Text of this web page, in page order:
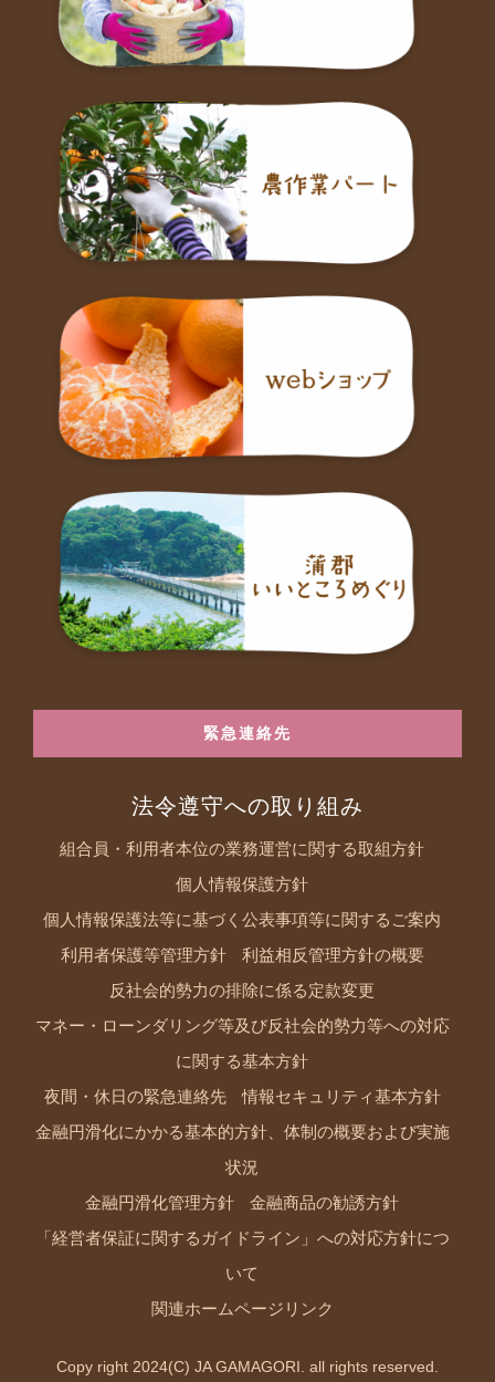
緊急連絡先
法令遵守への取り組み
組合員・利用者本位の業務運営に関する取組方針
個人情報保護方針
個人情報保護法等に基づく公表事項等に関するご案内
利用者保護等管理方針 利益相反管理方針の概要
反社会的勢力の排除に係る定款変更
マネー・ローンダリング等及び反社会的勢力等への対応
に関する基本方針
夜間・休日の緊急連絡先 情報セキュリティ基本方針
金融円滑化にかかる基本的方針、体制の概要および実施
状況
金融円滑化管理方針 金融商品の勧誘方針
「経営者保証に関するガイドライン」への対応方針につ
いて
関連ホームページリンク
Copy right 2024(C) JA GAMAGORI. all rights reserved.